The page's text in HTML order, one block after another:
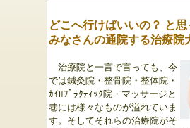
どこへ行けばいいの？ と
みなさんの通院する治療院
治療院と一言で言っても、今
では鍼灸院・整骨院・整体院・
ｶｲﾛﾌﾟﾗｸﾃｨｯｸ院・マッサージと
巷には様々なものが溢れていま
す。 そしてそれらの治療院がそ